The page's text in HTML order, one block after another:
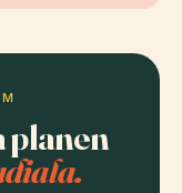
planen